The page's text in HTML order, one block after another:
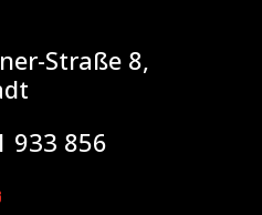
Straße 8,
933 856